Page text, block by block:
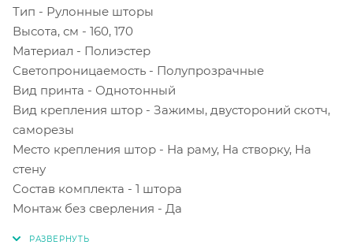
Тип - Рулонные шторы
Высота, см - 160, 170
Материал - Полиэстер
Светопроницаемость - Полупрозрачные
Вид принта - Однотонный
Вид крепления штор - Зажимы, двустороний скотч,
саморезы
Место крепления штор - На раму, На створку, На
стену
Состав комплекта - 1 штора
Монтаж без сверления - Да